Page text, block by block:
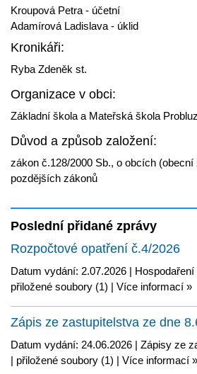
Kroupová Petra - účetní
Adamírová Ladislava - úklid
Kronikáři:
Ryba Zdeněk st.
Organizace v obci:
Základní škola a Mateřská škola Probluz
Důvod a způsob založení:
zákon č.128/2000 Sb., o obcích
pozdějších zákonů
Poslední přidané zprávy
Rozpočtové opatření č.4/2026
Datum vydání: 2.07.2026 | Hospodaření
přiložené soubory (1) | Více informací »
Zápis ze zastupitelstva ze dne
Datum vydání: 24.06.2026 | Zápisy ze
| přiložené soubory (1) | Více informací »